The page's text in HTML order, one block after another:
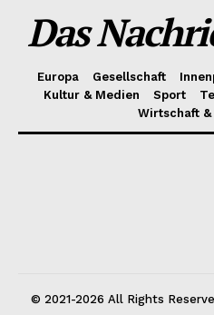
Das
Europa Gesellschaft
Kultur & Medien
Sport
Wirtschaft &
© 2021-2026 All Rights